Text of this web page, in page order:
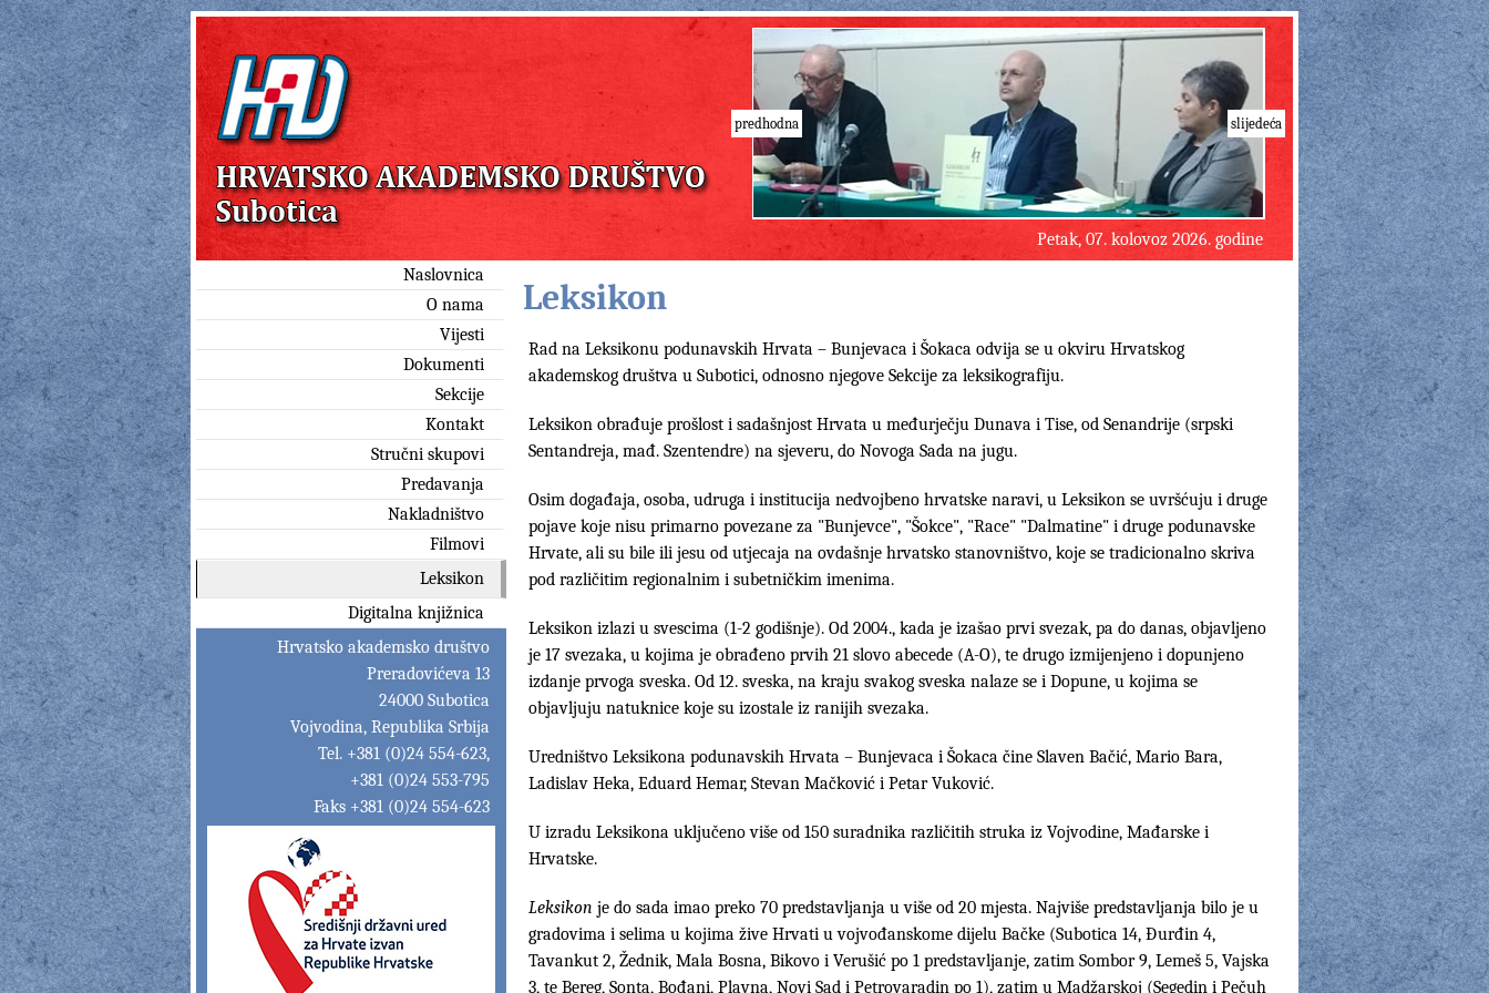
Petak, 07. kolovoz 2026. godine
predhodna slijedeća
Naslovnica
O nama
Vijesti
Dokumenti
Sekcije
Kontakt
Stručni skupovi
Predavanja
Nakladništvo
Filmovi
Leksikon
Digitalna knjižnica
Hrvatsko akademsko društvo
Preradovićeva 13
24000 Subotica
Vojvodina, Republika Srbija
Tel. +381 (0)24 554-623,
+381 (0)24 553-795
Faks +381 (0)24 554-623
Leksikon
Rad na Leksikonu podunavskih Hrvata – Bunjevaca i Šokaca odvija se u okviru Hrvatskog
akademskog društva u Subotici, odnosno njegove Sekcije za leksikografiju.
Leksikon obrađuje prošlost i sadašnjost Hrvata u međurječju Dunava i Tise, od Senandrije (srpski
Sentandreja, mađ. Szentendre) na sjeveru, do Novoga Sada na jugu.
Osim događaja, osoba, udruga i institucija nedvojbeno hrvatske naravi, u Leksikon se uvršćuju i druge
pojave koje nisu primarno povezane za "Bunjevce", "Šokce", "Race" "Dalmatine" i druge podunavske
Hrvate, ali su bile ili jesu od utjecaja na ovdašnje hrvatsko stanovništvo, koje se tradicionalno skriva
pod različitim regionalnim i subetničkim imenima.
Leksikon izlazi u svescima (1-2 godišnje). Od 2004., kada je izašao prvi svezak, pa do danas, objavljeno
je 17 svezaka, u kojima je obrađeno prvih 21 slovo abecede (A-O), te drugo izmijenjeno i dopunjeno
izdanje prvoga sveska. Od 12. sveska, na kraju svakog sveska nalaze se i Dopune, u kojima se
objavljuju natuknice koje su izostale iz ranijih svezaka.
Uredništvo Leksikona podunavskih Hrvata – Bunjevaca i Šokaca čine Slaven Bačić, Mario Bara,
Ladislav Heka, Eduard Hemar, Stevan Mačković i Petar Vuković.
U izradu Leksikona uključeno više od 150 suradnika različitih struka iz Vojvodine, Mađarske i
Hrvatske.
Leksikon je do sada imao preko 70 predstavljanja u više od 20 mjesta. Najviše predstavljanja bilo je u
gradovima i selima u kojima žive Hrvati u vojvođanskome dijelu Bačke (Subotica 14, Đurđin 4,
Tavankut 2, Žednik, Mala Bosna, Bikovo i Verušić po 1 predstavljanje, zatim Sombor 9, Lemeš 5, Vajska
3, te Bereg, Sonta, Bođani, Plavna, Novi Sad i Petrovaradin po 1), zatim u Madžarskoj (Segedin i Pečuh